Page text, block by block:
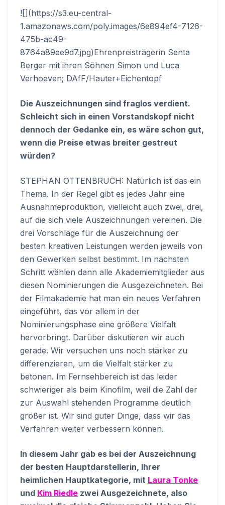
![](https://s3.eu-central-
1.amazonaws.com/poly.images/6e894ef4-7126-
475b-ac49-
8764a89ee9d7.jpg)Ehrenpreisträgerin Senta
Berger mit ihren Söhnen Simon und Luca
Verhoeven; DAfF/Hauter+Eichentopf
Die Auszeichnungen sind fraglos verdient.
Schleicht sich in einen Vorstandskopf nicht
dennoch der Gedanke ein, es wäre schon gut,
wenn die Preise etwas breiter gestreut
würden?
STEPHAN OTTENBRUCH: Natürlich ist das ein
Thema. In der Regel gibt es jedes Jahr eine
Ausnahmeproduktion, vielleicht auch zwei, drei,
auf die sich viele Auszeichnungen vereinen. Die
drei Vorschläge für die Auszeichnung der
besten kreativen Leistungen werden jeweils von
den Gewerken selbst bestimmt. Im nächsten
Schritt wählen dann alle Akademiemitglieder aus
diesen Nominierungen die Ausgezeichneten. Bei
der Filmakademie hat man ein neues Verfahren
eingeführt, das vor allem in der
Nominierungsphase eine größere Vielfalt
hervorbringt. Darüber diskutieren wir auch
gerade. Wir versuchen uns noch stärker zu
differenzieren, um die Vielfalt stärker zu
betonen. Im Fernsehbereich ist das leider
schwieriger als beim Kinofilm, weil die Zahl der
zur Auswahl stehenden Programme deutlich
größer ist. Wir sind guter Dinge, dass wir das
Verfahren weiter verbessern können.
In diesem Jahr gab es bei der Auszeichnung
der besten Hauptdarstellerin, Ihrer
heimlichen Hauptkategorie, mit Laura Tonke
und Kim Riedle zwei Ausgezeichnete, also